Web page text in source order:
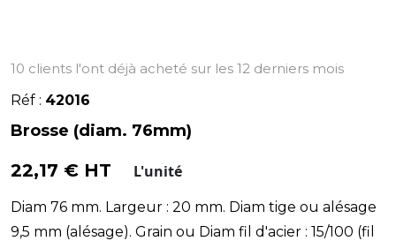
10 clients l'ont déjà acheté sur les 12 derniers mois
Réf : 42016
Brosse (diam. 76mm)
22,17 € HT L'unité
Diam 76 mm. Largeur : 20 mm. Diam tige ou alésage
9,5 mm (alésage). Grain ou Diam fil d'acier : 15/100 (fil